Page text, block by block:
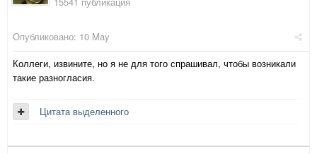
Опубликовано: 10 May
Коллеги, извините, но я не для того спрашивал, чтобы возникали
такие разногласия.
Цитата выделенного